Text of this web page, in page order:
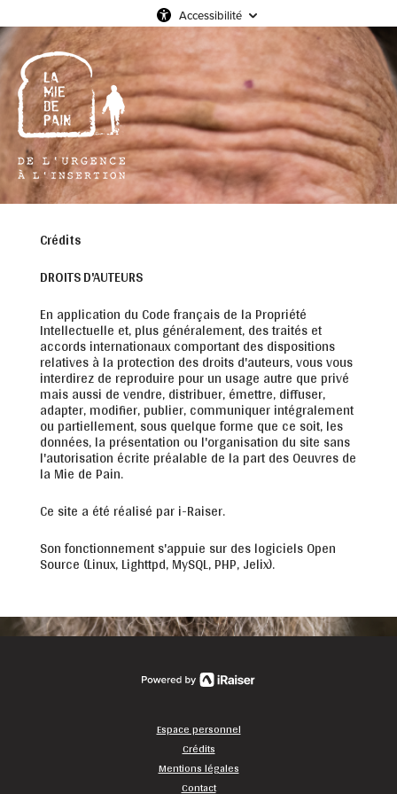
Accessibilité
Crédits
DROITS D'AUTEURS
En application du Code français de la Propriété
Intellectuelle et, plus généralement, des traités et
accords internationaux comportant des dispositions
relatives à la protection des droits d'auteurs, vous vous
interdirez de reproduire pour un usage autre que privé
mais aussi de vendre, distribuer, émettre, diffuser,
adapter, modifier, publier, communiquer intégralement
ou partiellement, sous quelque forme que ce soit, les
données, la présentation ou l'organisation du site sans
l'autorisation écrite préalable de la part des Oeuvres de
la Mie de Pain.
Ce site a été réalisé par i-Raiser.
Son fonctionnement s'appuie sur des logiciels Open
Source (Linux, Lighttpd, MySQL, PHP, Jelix).
Espace personnel
Crédits
Mentions légales
Contact